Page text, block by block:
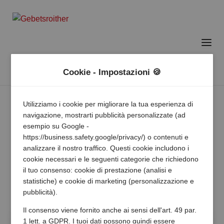
Cookie - Impostazioni 🍪
Utilizziamo i cookie per migliorare la tua esperienza di
navigazione, mostrarti pubblicità personalizzate (ad
esempio su Google -
https://business.safety.google/privacy/) o contenuti e
analizzare il nostro traffico. Questi cookie includono i
cookie necessari e le seguenti categorie che richiedono
il tuo consenso: cookie di prestazione (analisi e
statistiche) e cookie di marketing (personalizzazione e
pubblicità).
Il consenso viene fornito anche ai sensi dell'art. 49 par.
1 lett. a GDPR. I tuoi dati possono quindi essere